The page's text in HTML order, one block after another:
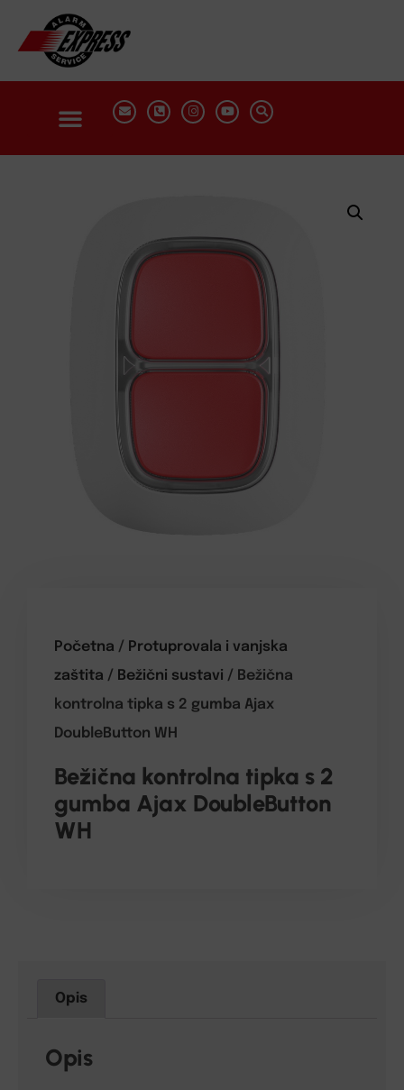
Početna / Protuprovala i vanjska
zaštita / Bežični sustavi / Bežična
kontrolna tipka s 2 gumba Ajax
DoubleButton WH
Bežična kontrolna tipka s 2
gumba Ajax DoubleButton
WH
Opis
Opis